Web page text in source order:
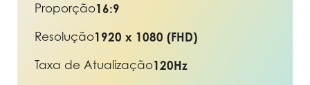
Proporção16:9
Resolução1920 x 1080 (FHD)
Taxa de Atualização120Hz